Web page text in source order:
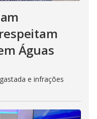
Águas
e infrações